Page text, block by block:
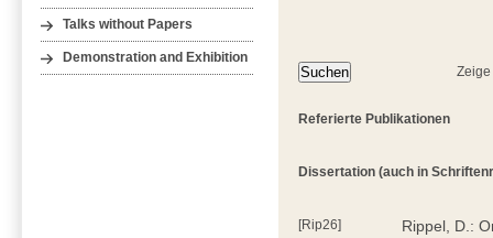
Talks without Papers
Demonstration and Exhibition
Referierte Publikationen
Dissertation (auch in
[Rip26]
Rippel, D.: